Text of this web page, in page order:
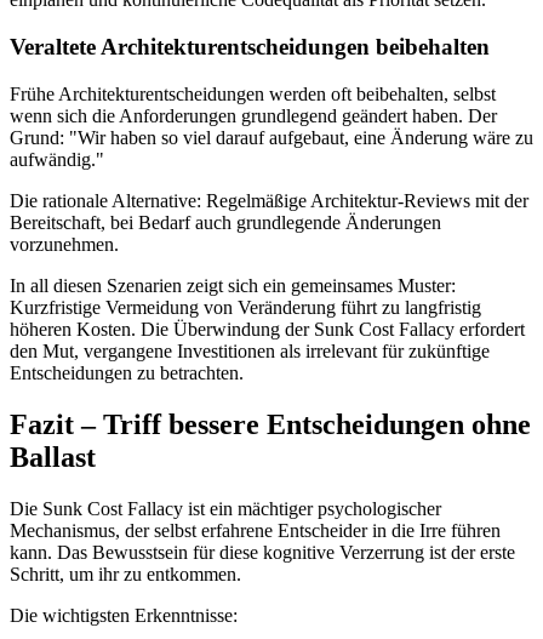
Veraltete Architekturentscheidungen beibehalten
Frühe Architekturentscheidungen werden oft beibehalten, selbst
wenn sich die Anforderungen grundlegend geändert haben. Der
Grund: "Wir haben so viel darauf aufgebaut, eine Änderung wäre zu
aufwändig."
Die rationale Alternative: Regelmäßige Architektur-Reviews mit der
Bereitschaft, bei Bedarf auch grundlegende Änderungen
vorzunehmen.
In all diesen Szenarien zeigt sich ein gemeinsames Muster:
Kurzfristige Vermeidung von Veränderung führt zu langfristig
höheren Kosten. Die Überwindung der Sunk Cost Fallacy erfordert
den Mut, vergangene Investitionen als irrelevant für zukünftige
Entscheidungen zu betrachten.
Fazit – Triff bessere Entscheidungen ohne
Ballast
Die Sunk Cost Fallacy ist ein mächtiger psychologischer
Mechanismus, der selbst erfahrene Entscheider in die Irre führen
kann. Das Bewusstsein für diese kognitive Verzerrung ist der erste
Schritt, um ihr zu entkommen.
Die wichtigsten Erkenntnisse: